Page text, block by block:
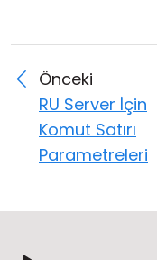
Önceki
RU Server İçin
Komut Satırı
Parametreleri